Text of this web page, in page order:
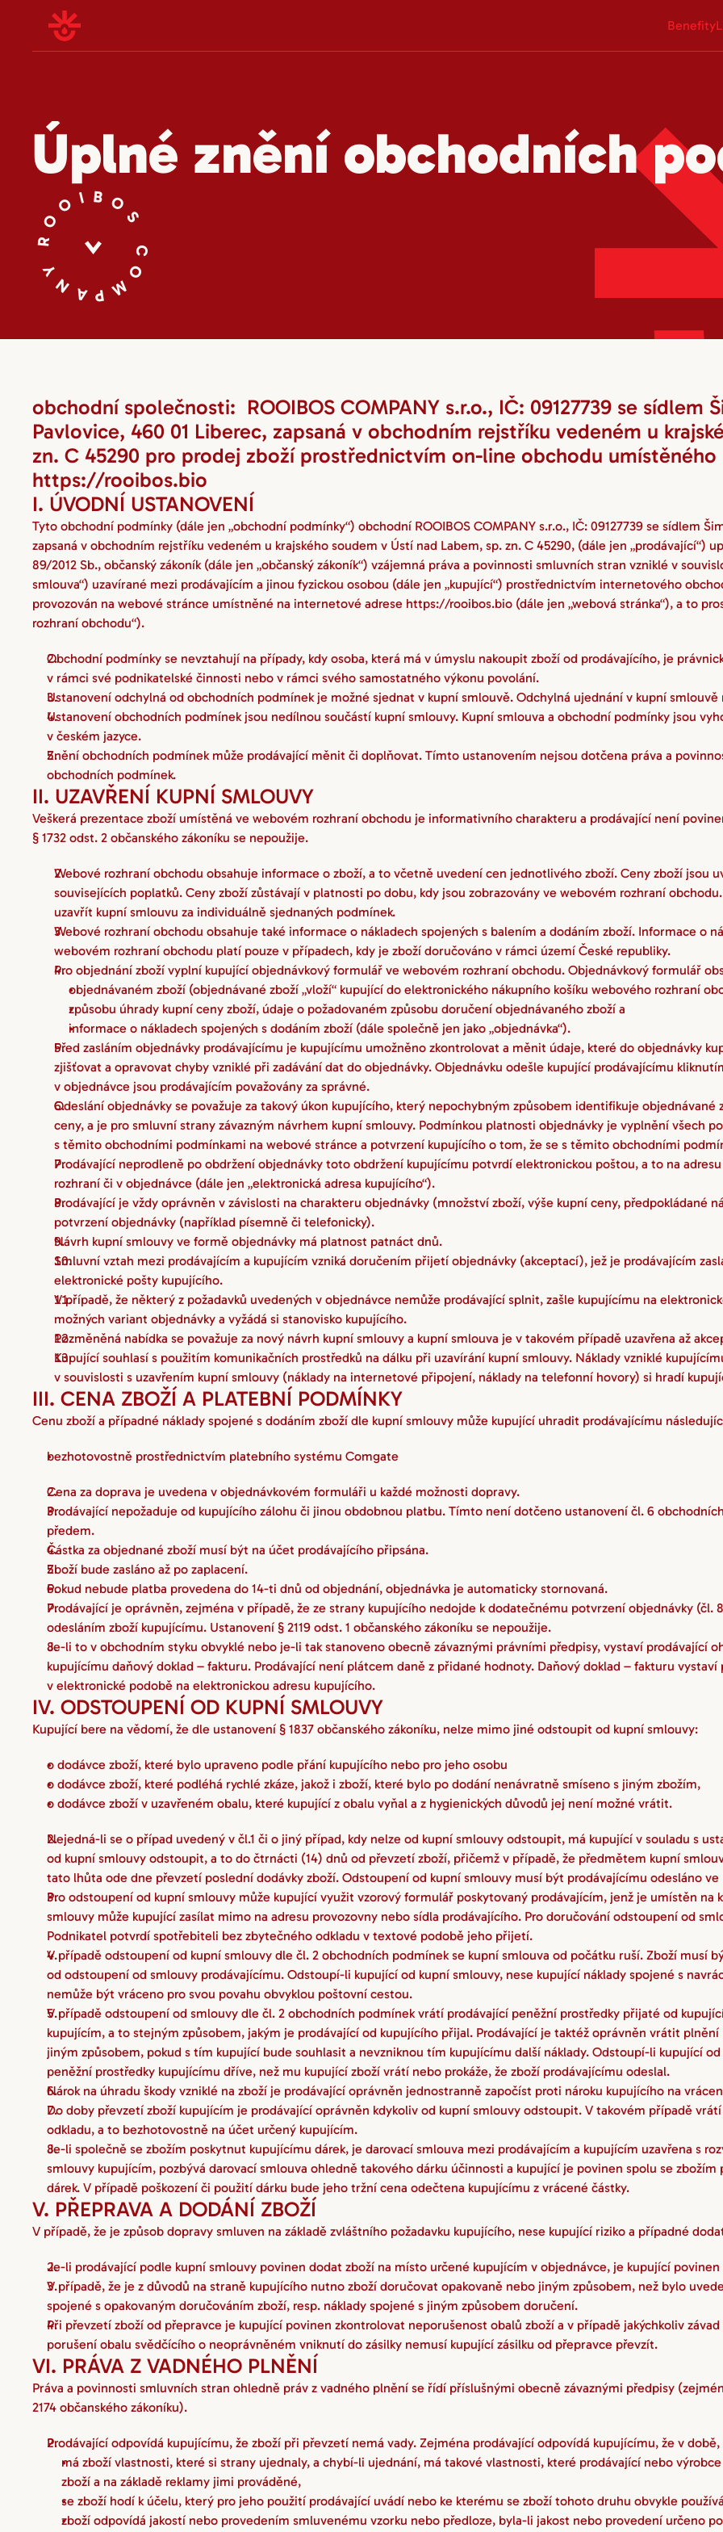
Benefity
Úplné znění obchodních
ROOIBOS COMPANY
obchodní společnosti:  ROOIBOS COMPANY s.r.o., IČ: 09127739 se sídlem
Pavlovice, 460 01 Liberec, zapsaná v obchodním rejstříku vedeném u
zn. C 45290 pro prodej zboží prostřednictvím on-line obchodu
https://rooibos.bio
I. ÚVODNÍ USTANOVENÍ
Tyto obchodní podmínky (dále jen „obchodní podmínky“) obchodní ROOIBOS COMPANY s.r.o., IČ: 09127739 se sídlem
zapsaná v obchodním rejstříku vedeném u krajského soudem v Ústí nad Labem, sp. zn. C 45290, (dále jen „prodávající“)
89/2012 Sb., občanský zákoník (dále jen „občanský zákoník“) vzájemná práva a povinnosti smluvních stran vzniklé v
smlouva“) uzavírané mezi prodávajícím a jinou fyzickou osobou (dále jen „kupující“) prostřednictvím internetového
provozován na webové stránce umístněné na internetové adrese https://rooibos.bio (dále jen „webová stránka“), a to
rozhraní obchodu“).
Obchodní podmínky se nevztahují na případy, kdy osoba, která má v úmyslu nakoupit zboží od prodávajícího, je
v rámci své podnikatelské činnosti nebo v rámci svého samostatného výkonu povolání.
Ustanovení odchylná od obchodních podmínek je možné sjednat v kupní smlouvě. Odchylná ujednání v kupní
Ustanovení obchodních podmínek jsou nedílnou součástí kupní smlouvy. Kupní smlouva a obchodní podmínky jsou
v českém jazyce.
Znění obchodních podmínek může prodávající měnit či doplňovat. Tímto ustanovením nejsou dotčena práva a
obchodních podmínek.
II. UZAVŘENÍ KUPNÍ SMLOUVY
Veškerá prezentace zboží umístěná ve webovém rozhraní obchodu je informativního charakteru a prodávající není
§ 1732 odst. 2 občanského zákoníku se nepoužije.
Webové rozhraní obchodu obsahuje informace o zboží, a to včetně uvedení cen jednotlivého zboží. Ceny zboží jsou
souvisejících poplatků. Ceny zboží zůstávají v platnosti po dobu, kdy jsou zobrazovány ve webovém rozhraní
uzavřít kupní smlouvu za individuálně sjednaných podmínek.
Webové rozhraní obchodu obsahuje také informace o nákladech spojených s balením a dodáním zboží. Informace o
webovém rozhraní obchodu platí pouze v případech, kdy je zboží doručováno v rámci území České republiky.
Pro objednání zboží vyplní kupující objednávkový formulář ve webovém rozhraní obchodu. Objednávkový formulář
objednávaném zboží (objednávané zboží „vloží“ kupující do elektronického nákupního košíku webového rozhraní
způsobu úhrady kupní ceny zboží, údaje o požadovaném způsobu doručení objednávaného zboží a
informace o nákladech spojených s dodáním zboží (dále společně jen jako „objednávka“).
Před zasláním objednávky prodávajícímu je kupujícímu umožněno zkontrolovat a měnit údaje, které do objednávky
zjišťovat a opravovat chyby vzniklé při zadávání dat do objednávky. Objednávku odešle kupující prodávajícímu
v objednávce jsou prodávajícím považovány za správné.
Odeslání objednávky se považuje za takový úkon kupujícího, který nepochybným způsobem identifikuje
ceny, a je pro smluvní strany závazným návrhem kupní smlouvy. Podmínkou platnosti objednávky je vyplnění všech
s těmito obchodními podmínkami na webové stránce a potvrzení kupujícího o tom, že se s těmito obchodními
Prodávající neprodleně po obdržení objednávky toto obdržení kupujícímu potvrdí elektronickou poštou, a to na
rozhraní či v objednávce (dále jen „elektronická adresa kupujícího“).
Prodávající je vždy oprávněn v závislosti na charakteru objednávky (množství zboží, výše kupní ceny, předpokládané
potvrzení objednávky (například písemně či telefonicky).
Návrh kupní smlouvy ve formě objednávky má platnost patnáct dnů.
Smluvní vztah mezi prodávajícím a kupujícím vzniká doručením přijetí objednávky (akceptací), jež je prodávajícím
elektronické pošty kupujícího.
V případě, že některý z požadavků uvedených v objednávce nemůže prodávající splnit, zašle kupujícímu na
možných variant objednávky a vyžádá si stanovisko kupujícího.
Pozměněná nabídka se považuje za nový návrh kupní smlouvy a kupní smlouva je v takovém případě uzavřena až
Kupující souhlasí s použitím komunikačních prostředků na dálku při uzavírání kupní smlouvy. Náklady vzniklé
v souvislosti s uzavřením kupní smlouvy (náklady na internetové připojení, náklady na telefonní hovory) si hradí
III. CENA ZBOŽÍ A PLATEBNÍ PODMÍNKY
Cenu zboží a případné náklady spojené s dodáním zboží dle kupní smlouvy může kupující uhradit prodávajícímu
bezhotovostně prostřednictvím platebního systému Comgate
Cena za doprava je uvedena v objednávkovém formuláři u každé možnosti dopravy.
Prodávající nepožaduje od kupujícího zálohu či jinou obdobnou platbu. Tímto není dotčeno ustanovení čl. 6
předem.
Částka za objednané zboží musí být na účet prodávajícího připsána.
Zboží bude zasláno až po zaplacení.
Pokud nebude platba provedena do 14-ti dnů od objednání, objednávka je automaticky stornovaná.
Prodávající je oprávněn, zejména v případě, že ze strany kupujícího nedojde k dodatečnému potvrzení objednávky
odesláním zboží kupujícímu. Ustanovení § 2119 odst. 1 občanského zákoníku se nepoužije.
Je-li to v obchodním styku obvyklé nebo je-li tak stanoveno obecně závaznými právními předpisy, vystaví prodávající
kupujícímu daňový doklad – fakturu. Prodávající není plátcem daně z přidané hodnoty. Daňový doklad – fakturu
v elektronické podobě na elektronickou adresu kupujícího.
IV. ODSTOUPENÍ OD KUPNÍ SMLOUVY
Kupující bere na vědomí, že dle ustanovení § 1837 občanského zákoníku, nelze mimo jiné odstoupit od kupní smlouvy:
o dodávce zboží, které bylo upraveno podle přání kupujícího nebo pro jeho osobu
o dodávce zboží, které podléhá rychlé zkáze, jakož i zboží, které bylo po dodání nenávratně smíseno s jiným zbožím,
o dodávce zboží v uzavřeném obalu, které kupující z obalu vyňal a z hygienických důvodů jej není možné vrátit.
Nejedná-li se o případ uvedený v čl.1 či o jiný případ, kdy nelze od kupní smlouvy odstoupit, má kupující v souladu s
od kupní smlouvy odstoupit, a to do čtrnácti (14) dnů od převzetí zboží, přičemž v případě, že předmětem kupní
tato lhůta ode dne převzetí poslední dodávky zboží. Odstoupení od kupní smlouvy musí být prodávajícímu odesláno
Pro odstoupení od kupní smlouvy může kupující využit vzorový formulář poskytovaný prodávajícím, jenž je umístěn na
smlouvy může kupující zasílat mimo na adresu provozovny nebo sídla prodávajícího. Pro doručování odstoupení od
Podnikatel potvrdí spotřebiteli bez zbytečného odkladu v textové podobě jeho přijetí.
V případě odstoupení od kupní smlouvy dle čl. 2 obchodních podmínek se kupní smlouva od počátku ruší. Zboží musí
od odstoupení od smlouvy prodávajícímu. Odstoupí-li kupující od kupní smlouvy, nese kupující náklady spojené s
nemůže být vráceno pro svou povahu obvyklou poštovní cestou.
V případě odstoupení od smlouvy dle čl. 2 obchodních podmínek vrátí prodávající peněžní prostředky přijaté od
kupujícím, a to stejným způsobem, jakým je prodávající od kupujícího přijal. Prodávající je taktéž oprávněn vrátit
jiným způsobem, pokud s tím kupující bude souhlasit a nevzniknou tím kupujícímu další náklady. Odstoupí-li kupující
peněžní prostředky kupujícímu dříve, než mu kupující zboží vrátí nebo prokáže, že zboží prodávajícímu odeslal.
Nárok na úhradu škody vzniklé na zboží je prodávající oprávněn jednostranně započíst proti nároku kupujícího na
Do doby převzetí zboží kupujícím je prodávající oprávněn kdykoliv od kupní smlouvy odstoupit. V takovém případě
odkladu, a to bezhotovostně na účet určený kupujícím.
Je-li společně se zbožím poskytnut kupujícímu dárek, je darovací smlouva mezi prodávajícím a kupujícím uzavřena s
smlouvy kupujícím, pozbývá darovací smlouva ohledně takového dárku účinnosti a kupující je povinen spolu se
dárek. V případě poškození či použití dárku bude jeho tržní cena odečtena kupujícímu z vrácené částky.
V. PŘEPRAVA A DODÁNÍ ZBOŽÍ
V případě, že je způsob dopravy smluven na základě zvláštního požadavku kupujícího, nese kupující riziko a případné
Je-li prodávající podle kupní smlouvy povinen dodat zboží na místo určené kupujícím v objednávce, je kupující povinen
V případě, že je z důvodů na straně kupujícího nutno zboží doručovat opakovaně nebo jiným způsobem, než bylo
spojené s opakovaným doručováním zboží, resp. náklady spojené s jiným způsobem doručení.
Při převzetí zboží od přepravce je kupující povinen zkontrolovat neporušenost obalů zboží a v případě jakýchkoliv
porušení obalu svědčícího o neoprávněném vniknutí do zásilky nemusí kupující zásilku od přepravce převzít.
VI. PRÁVA Z VADNÉHO PLNĚNÍ
Práva a povinnosti smluvních stran ohledně práv z vadného plnění se řídí příslušnými obecně závaznými předpisy
2174 občanského zákoníku).
Prodávající odpovídá kupujícímu, že zboží při převzetí nemá vady. Zejména prodávající odpovídá kupujícímu, že v
má zboží vlastnosti, které si strany ujednaly, a chybí-li ujednání, má takové vlastnosti, které prodávající nebo
zboží a na základě reklamy jimi prováděné,
se zboží hodí k účelu, který pro jeho použití prodávající uvádí nebo ke kterému se zboží tohoto druhu obvykle
zboží odpovídá jakostí nebo provedením smluvenému vzorku nebo předloze, byla-li jakost nebo provedení určeno